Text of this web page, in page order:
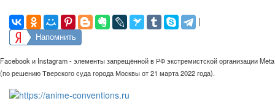
|
Напомнить
Facebook и Instagram - элементы запрещённой в РФ экстремистской организации Meta
(по решению Тверского суда города Москвы от 21 марта 2022 года).